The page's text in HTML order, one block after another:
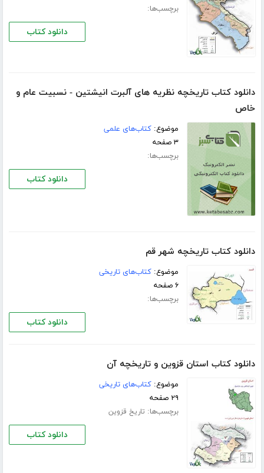
برچسب‌ها:
دانلود کتاب
دانلود کتاب تاریخچه نظریه های آلبرت انیشتین - نسبیت عام و
خاص
موضوع:کتاب‌های علمی
۳ صفحه
برچسب‌ها:
دانلود کتاب
دانلود کتاب تاریخچه شهر قم
موضوع:کتاب‌های تاریخی
۶ صفحه
برچسب‌ها:
دانلود کتاب
دانلود کتاب استان قزوین و تاریخچه آن
موضوع:کتاب‌های تاریخی
۲۹ صفحه
برچسب‌ها: تاریخ قزوین
دانلود کتاب